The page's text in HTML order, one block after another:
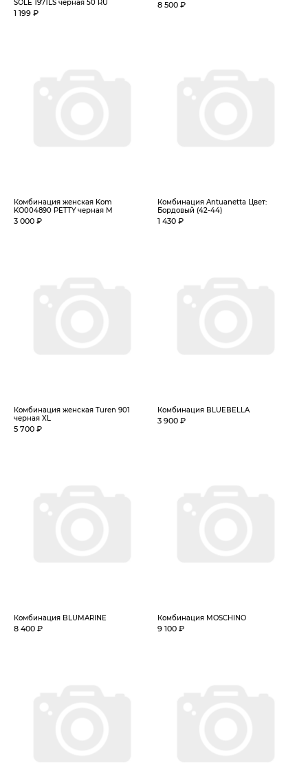
SOLE 1971LS черная 50 RU
1 199 ₽
8 500 ₽
Комбинация женская Kom
KO004890 PETTY черная M
3 000 ₽
Комбинация Antuanetta Цвет:
Бордовый (42-44)
1 430 ₽
Комбинация женская Turen 901
черная XL
5 700 ₽
Комбинация BLUEBELLA
3 900 ₽
Комбинация BLUMARINE
8 400 ₽
Комбинация MOSCHINO
9 100 ₽